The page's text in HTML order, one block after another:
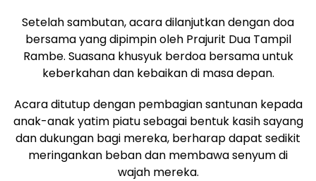
Setelah sambutan, acara dilanjutkan dengan doa
bersama yang dipimpin oleh Prajurit Dua Tampil
Rambe. Suasana khusyuk berdoa bersama untuk
keberkahan dan kebaikan di masa depan.
Acara ditutup dengan pembagian santunan kepada
anak-anak yatim piatu sebagai bentuk kasih sayang
dan dukungan bagi mereka, berharap dapat sedikit
meringankan beban dan membawa senyum di
wajah mereka.